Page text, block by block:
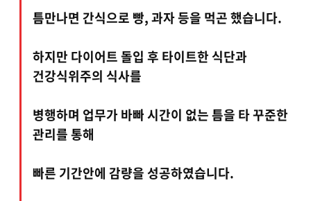
틈만나면 간식으로 빵, 과자 등을 먹곤 했습니다.
하지만 다이어트 돌입 후 타이트한 식단과
건강식위주의 식사를
병행하며 업무가 바빠 시간이 없는 틈을 타 꾸준한
관리를 통해
빠른 기간안에 감량을 성공하였습니다.